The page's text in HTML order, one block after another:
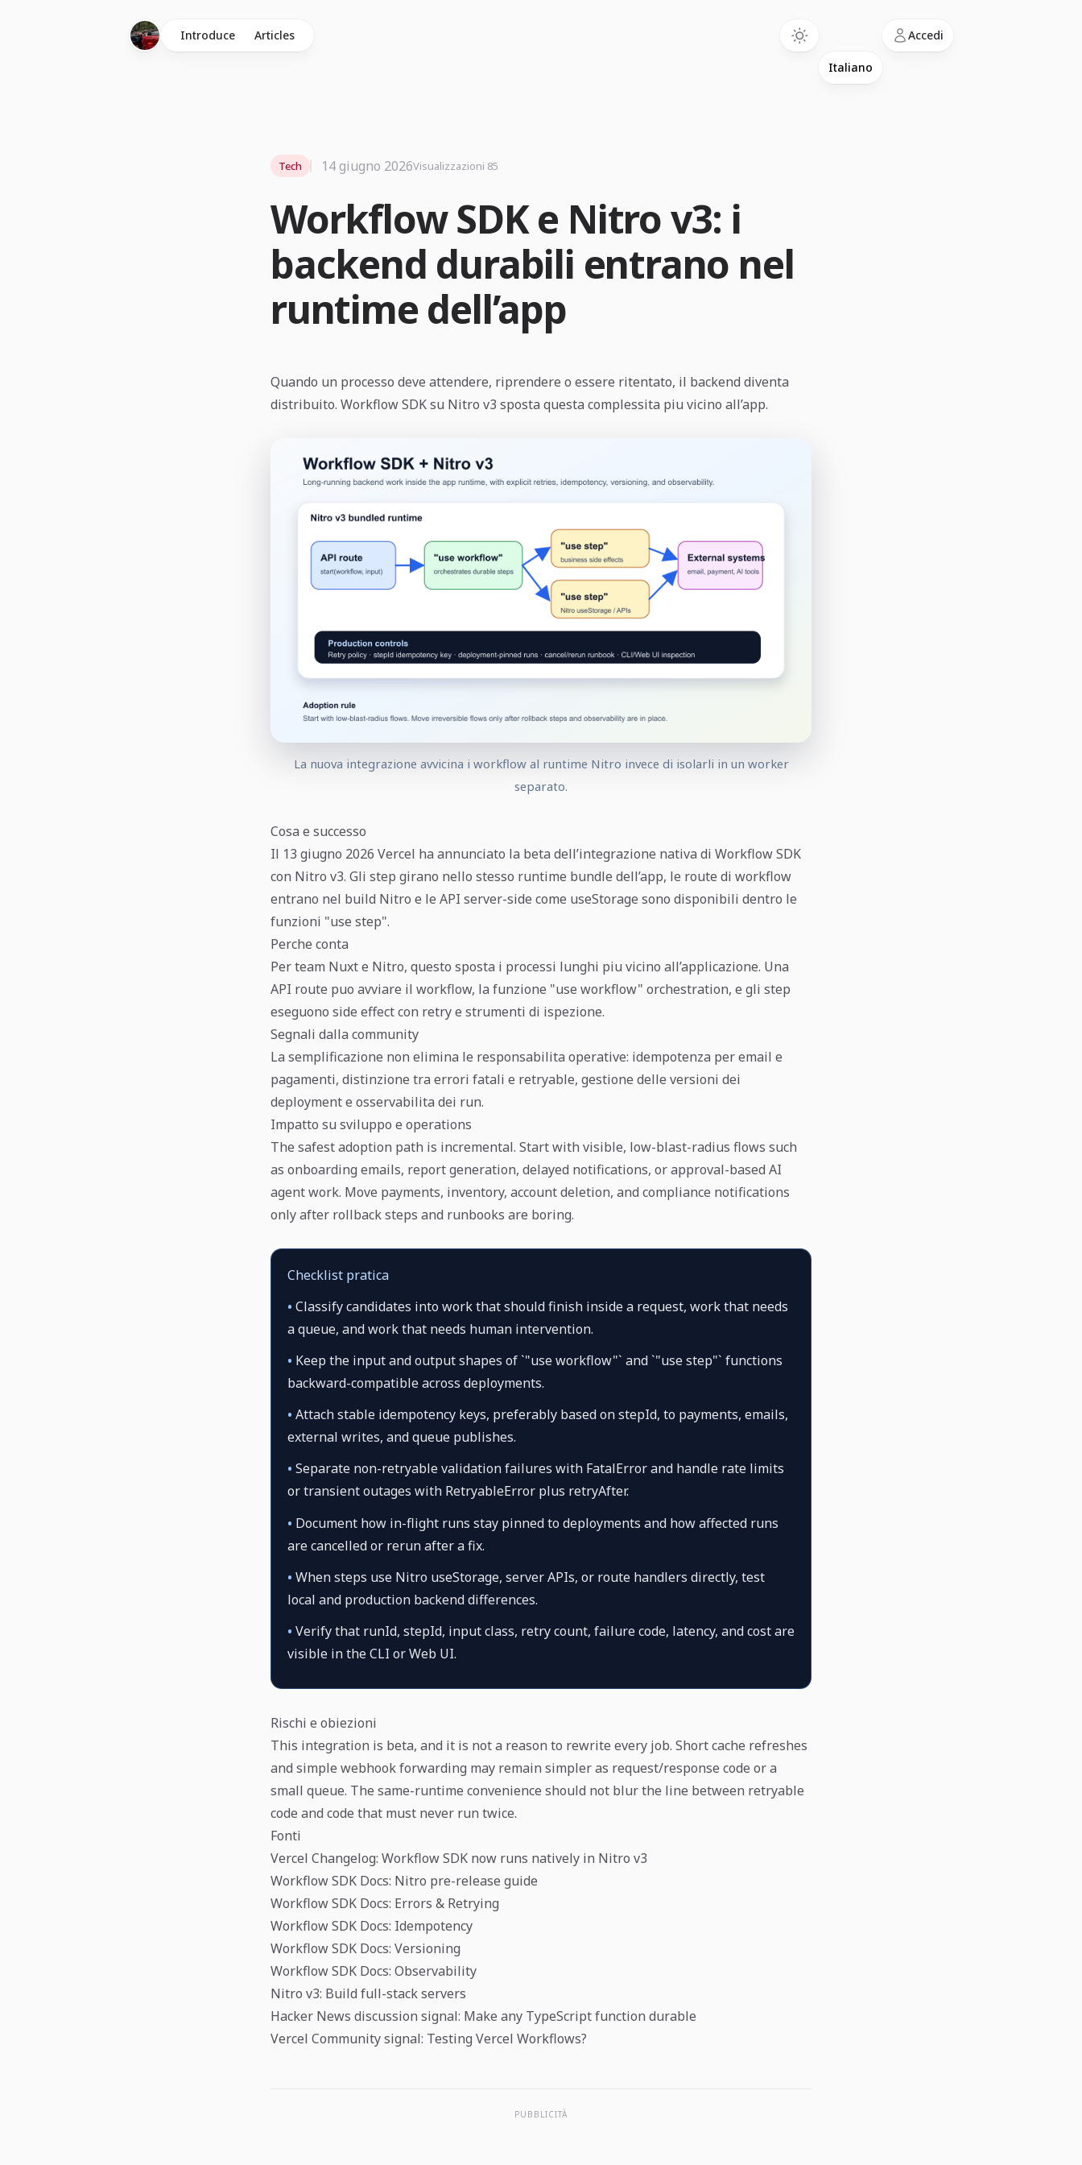
Introduce Articles Accedi
Workflow SDK e Nitro v3: i
backend durabili entrano nel
runtime dell’app
Tech 14 giugno 2026Visualizzazioni 85
Quando un processo deve attendere, riprendere o essere ritentato, il backend diventa
distribuito. Workflow SDK su Nitro v3 sposta questa complessita piu vicino all’app.
La nuova integrazione avvicina i workflow al runtime Nitro invece di isolarli in un worker
separato.
Cosa e successo
Il 13 giugno 2026 Vercel ha annunciato la beta dell’integrazione nativa di Workflow SDK
con Nitro v3. Gli step girano nello stesso runtime bundle dell’app, le route di workflow
entrano nel build Nitro e le API server-side come useStorage sono disponibili dentro le
funzioni "use step".
Perche conta
Per team Nuxt e Nitro, questo sposta i processi lunghi piu vicino all’applicazione. Una
API route puo avviare il workflow, la funzione "use workflow" orchestration, e gli step
eseguono side effect con retry e strumenti di ispezione.
Segnali dalla community
La semplificazione non elimina le responsabilita operative: idempotenza per email e
pagamenti, distinzione tra errori fatali e retryable, gestione delle versioni dei
deployment e osservabilita dei run.
Impatto su sviluppo e operations
The safest adoption path is incremental. Start with visible, low-blast-radius flows such
as onboarding emails, report generation, delayed notifications, or approval-based AI
agent work. Move payments, inventory, account deletion, and compliance notifications
only after rollback steps and runbooks are boring.
Checklist pratica
• Classify candidates into work that should finish inside a request, work that needs
a queue, and work that needs human intervention.
• Keep the input and output shapes of `"use workflow"` and `"use step"` functions
backward-compatible across deployments.
• Attach stable idempotency keys, preferably based on stepId, to payments, emails,
external writes, and queue publishes.
• Separate non-retryable validation failures with FatalError and handle rate limits
or transient outages with RetryableError plus retryAfter.
• Document how in-flight runs stay pinned to deployments and how affected runs
are cancelled or rerun after a fix.
• When steps use Nitro useStorage, server APIs, or route handlers directly, test
local and production backend differences.
• Verify that runId, stepId, input class, retry count, failure code, latency, and cost are
visible in the CLI or Web UI.
Rischi e obiezioni
This integration is beta, and it is not a reason to rewrite every job. Short cache refreshes
and simple webhook forwarding may remain simpler as request/response code or a
small queue. The same-runtime convenience should not blur the line between retryable
code and code that must never run twice.
Fonti
Vercel Changelog: Workflow SDK now runs natively in Nitro v3
Workflow SDK Docs: Nitro pre-release guide
Workflow SDK Docs: Errors & Retrying
Workflow SDK Docs: Idempotency
Workflow SDK Docs: Versioning
Workflow SDK Docs: Observability
Nitro v3: Build full-stack servers
Hacker News discussion signal: Make any TypeScript function durable
Vercel Community signal: Testing Vercel Workflows?
PUBBLICITÀ